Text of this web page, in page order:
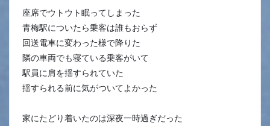
座席でウトウト眠ってしまった
青梅駅についたら乗客は誰もおらず
回送電車に変わった様で降りた
隣の車両でも寝ている乗客がいて
駅員に肩を揺すられていた
揺すられる前に気がついてよかった
家にたどり着いたのは深夜一時過ぎだった